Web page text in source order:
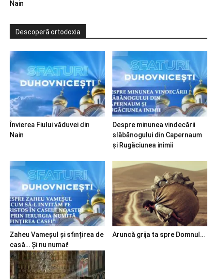
Nain
Descoperă ortodoxia
Învierea Fiului văduvei din
Nain
Despre minunea vindecării
slăbănogului din Capernaum
și Rugăciunea inimii
Zaheu Vameșul și sfințirea de
casă… Și nu numai!
Aruncă grija ta spre Domnul…